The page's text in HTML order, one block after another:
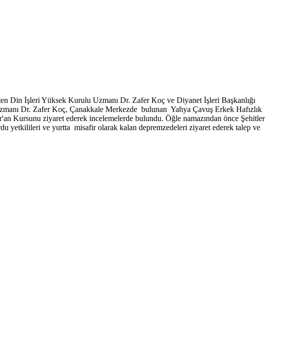
Din İşleri Yüksek Kurulu Uzmanı Dr. Zafer Koç ve Diyanet İşleri Başkanlığı
Dr. Zafer Koç, Çanakkale Merkezde bulunan Yahya Çavuş Erkek Hafızlık
Kursunu ziyaret ederek incelemelerde bulundu. Öğle namazından önce Şehitler
yetkilileri ve yurtta misafir olarak kalan depremzedeleri ziyaret ederek talep ve